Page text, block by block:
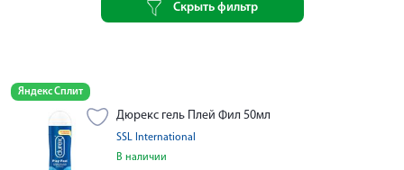
Скрыть фильтр
Яндекс Сплит
Дюрекс гель Плей Фил 50мл
SSL International
В наличии